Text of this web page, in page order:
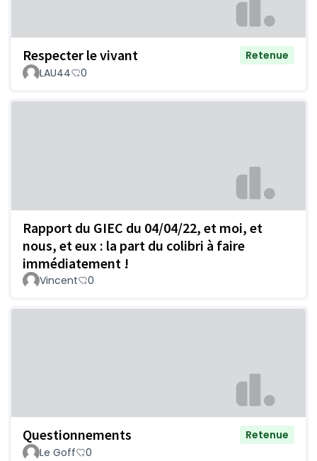
Respecter le vivant
Retenue
LAU44
0
Rapport du GIEC du 04/04/22, et moi, et
nous, et eux : la part du colibri à faire
immédiatement !
Vincent 0
Questionnements
Retenue
Le Goff
0